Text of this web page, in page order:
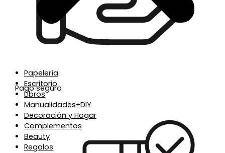
Papelería
Escritorio
Libros
Manualidades+DIY
Decoración y Hogar
Complementos
Beauty
Regalos
Pago seguro